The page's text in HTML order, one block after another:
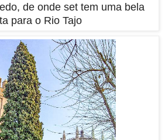
de onde set tem uma bela
para o Rio Tajo